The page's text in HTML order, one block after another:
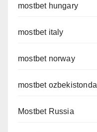
mostbet hungary
mostbet italy
mostbet norway
mostbet ozbekistonda
Mostbet Russia